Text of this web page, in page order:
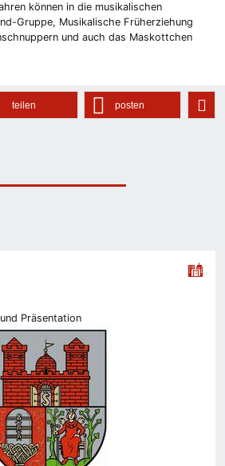
können in die musikalischen
Gruppe, Musikalische Früherziehung
und auch das Maskottchen
teilen posten
Präsentation